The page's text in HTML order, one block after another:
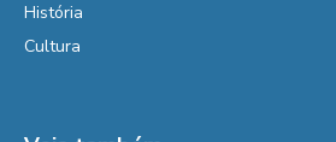
História
Cultura